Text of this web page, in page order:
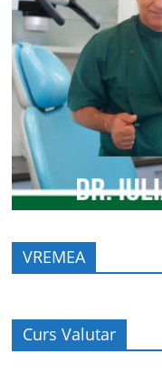
VREMEA
Curs Valutar